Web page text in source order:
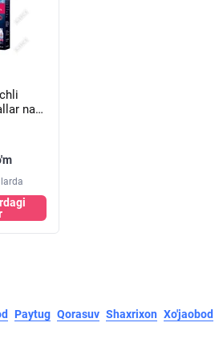
naz.
Paytug Qorasuv Shaxrixon Xo'jaobod